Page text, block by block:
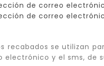
de correo
de correo
recabados se utilizan
electrónico y el sms, de